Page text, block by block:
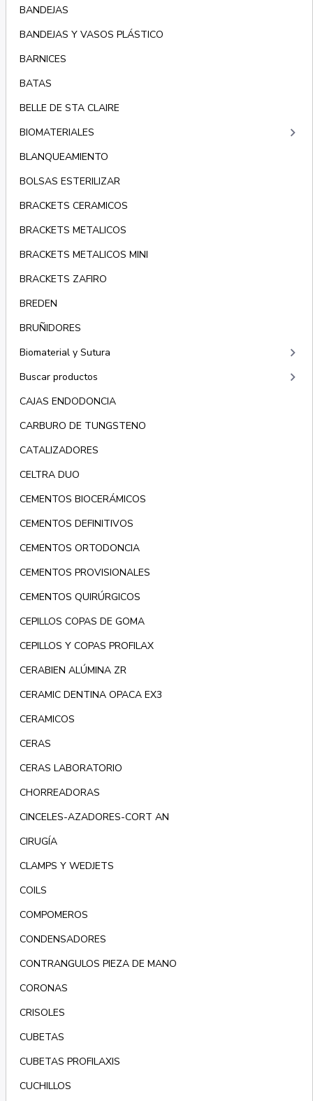
BANDEJAS
BANDEJAS Y VASOS PLÁSTICO
BARNICES
BATAS
BELLE DE STA CLAIRE
BIOMATERIALES
keyboard_arrow_right
BLANQUEAMIENTO
BOLSAS ESTERILIZAR
BRACKETS CERAMICOS
BRACKETS METALICOS
BRACKETS METALICOS MINI
BRACKETS ZAFIRO
BREDEN
BRUÑIDORES
Biomaterial y Sutura
keyboard_arrow_right
Buscar productos keyboard_arrow_right
CAJAS ENDODONCIA
CARBURO DE TUNGSTENO
CATALIZADORES
CELTRA DUO
CEMENTOS BIOCERÁMICOS
CEMENTOS DEFINITIVOS
CEMENTOS ORTODONCIA
CEMENTOS PROVISIONALES
CEMENTOS QUIRÚRGICOS
CEPILLOS COPAS DE GOMA
CEPILLOS Y COPAS PROFILAX
CERABIEN ALÚMINA ZR
CERAMIC DENTINA OPACA EX3
CERAMICOS
CERAS
CERAS LABORATORIO
CHORREADORAS
CINCELES-AZADORES-CORT AN
CIRUGÍA
CLAMPS Y WEDJETS
COILS
COMPOMEROS
CONDENSADORES
CONTRANGULOS PIEZA DE MANO
CORONAS
CRISOLES
CUBETAS
CUBETAS PROFILAXIS
CUCHILLOS